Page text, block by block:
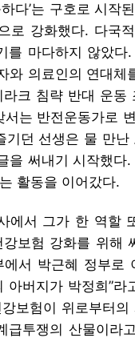
다’는 구호로 시작
로 강화했다. 다국
를 마다하지 않았다
와 의료인의 연대
크 침략 반대 운동
는 반전운동가로
던 선생은 물 만
을 써내기 시작했다
활동을 이어갔다.
에서 그가 한 역할
보험 강화를 위해
서 박근혜 정부로
아버지가 박정희”
보험이 위로부터
투쟁의 산물이라